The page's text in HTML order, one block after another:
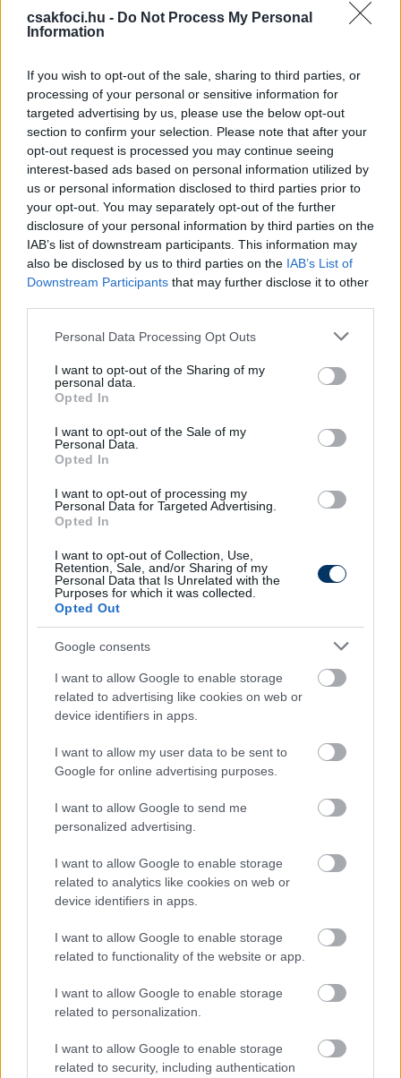
csakfoci.hu - Do Not Process My Personal
Information
If you wish to opt-out of the sale, sharing to third parties, or
processing of your personal or sensitive information for
targeted advertising by us, please use the below opt-out
section to confirm your selection. Please note that after your
opt-out request is processed you may continue seeing
interest-based ads based on personal information utilized by
us or personal information disclosed to third parties prior to
your opt-out. You may separately opt-out of the further
disclosure of your personal information by third parties on the
IAB’s list of downstream participants. This information may
also be disclosed by us to third parties on the IAB’s List of
Downstream Participants that may further disclose it to other
Please note that this website/app uses one or more Google
not limited to your visit or usage behaviour. You may click to
grant or deny consent to Google and its third-party tags to
use your data for below specified purposes in below Google
consent section.
Personal Data Processing Opt Outs
I want to opt-out of the Sharing of my
personal data.
Opted In
I want to opt-out of the Sale of my
Personal Data.
Opted In
I want to opt-out of processing my
Personal Data for Targeted Advertising.
Opted In
I want to opt-out of Collection, Use,
Retention, Sale, and/or Sharing of my
Personal Data that Is Unrelated with the
Purposes for which it was collected.
Opted Out
Google consents
I want to allow Google to enable storage
related to advertising like cookies on web or
device identifiers in apps.
I want to allow my user data to be sent to
Google for online advertising purposes.
I want to allow Google to send me
personalized advertising.
I want to allow Google to enable storage
related to analytics like cookies on web or
device identifiers in apps.
I want to allow Google to enable storage
related to functionality of the website or app.
I want to allow Google to enable storage
related to personalization.
I want to allow Google to enable storage
related to security, including authentication
szombaton közzétett elemzése szerint a portugál
kupákban 11-edszer került be aktuális gárdájával a
legjobb négy közé.
Korábban - rajta kívül - Alex Ferguson és Jupp
Heynckes volt képes 10-szer elvezetni együtteseit
az elődöntőig a kontinentális sorozatokban.
Mourinho hat különböző klubcsapattal érte el az új
csúcsot, ráadásul úgy, hogy közben megtartotta
százszázalékos mérlegét, amennyiben 11-ből 11.
alkalommal jutott túl eredményesen a
negyeddöntős akadályon. Döntőt négyszer
vívhattak csapatai, és mind a négy fináléban a
portugál szakvezető irányította gárda
A rekorder Mourinho kupaelődöntős
1. Az UEFA Kupában 2003-ban a Portóval
2. Bajnokok Ligája, 2004, Porto
3. Bajnokok Ligája, 2005, Chelsea
4. Bajnokok Ligája, 2007, Chelsea
5. Bajnokok Ligája, 2010, Internazionale
6. Bajnokok Ligája, 2011, Real Madrid
7. Bajnokok Ligája, 2012, Real Madrid
8. Bajnokok Ligája, 2013, Real Madrid
9. Bajnokok Ligája, 2014, Chelsea
10. Európa-liga, 2017, Manchester United
Itt állíthatod be, hogy a Csakfoci az elsők
között legyen a Google-találatokban
Tetszett a cikk? Megosztanád?
CÍMKÉK: #JOSÉ MOURINHO
Autópiac